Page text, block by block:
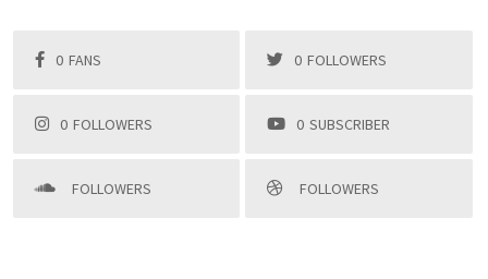
0 FANS 0 FOLLOWERS
0 FOLLOWERS 0 SUBSCRIBER
FOLLOWERS FOLLOWERS